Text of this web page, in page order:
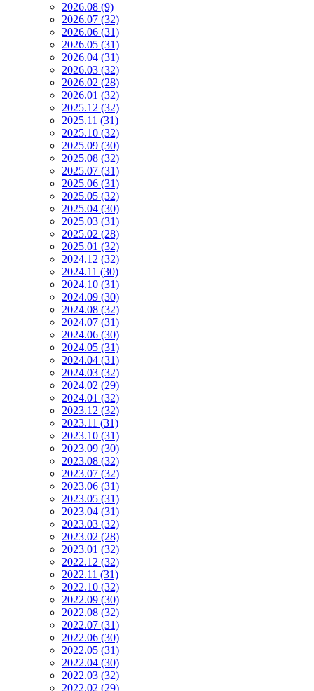
2026.08 (9)
2026.07 (32)
2026.06 (31)
2026.05 (31)
2026.04 (31)
2026.03 (32)
2026.02 (28)
2026.01 (32)
2025.12 (32)
2025.11 (31)
2025.10 (32)
2025.09 (30)
2025.08 (32)
2025.07 (31)
2025.06 (31)
2025.05 (32)
2025.04 (30)
2025.03 (31)
2025.02 (28)
2025.01 (32)
2024.12 (32)
2024.11 (30)
2024.10 (31)
2024.09 (30)
2024.08 (32)
2024.07 (31)
2024.06 (30)
2024.05 (31)
2024.04 (31)
2024.03 (32)
2024.02 (29)
2024.01 (32)
2023.12 (32)
2023.11 (31)
2023.10 (31)
2023.09 (30)
2023.08 (32)
2023.07 (32)
2023.06 (31)
2023.05 (31)
2023.04 (31)
2023.03 (32)
2023.02 (28)
2023.01 (32)
2022.12 (32)
2022.11 (31)
2022.10 (32)
2022.09 (30)
2022.08 (32)
2022.07 (31)
2022.06 (30)
2022.05 (31)
2022.04 (30)
2022.03 (32)
2022.02 (29)